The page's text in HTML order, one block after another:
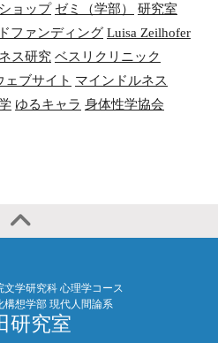
ョップ ゼミ（学部）
研究室
ファンディング Luisa Zeilhofer
ス研究 ベスリクリニック
ェブサイト マインドルネス
ゆるキャラ 身体性学協会
学研究科 心理学コース
構想学部 現代人間論系
研究室